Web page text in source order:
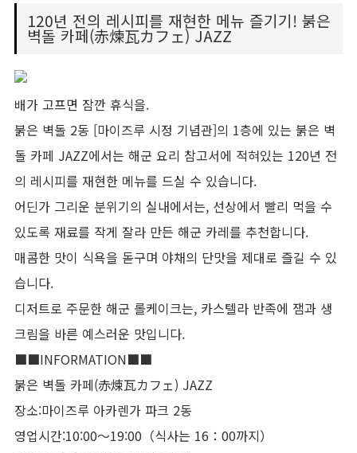
120년 전의 레시피를 재현한 메뉴 즐기기! 붉은
벽돌 카페(赤煉瓦カフェ) JAZZ
배가 고프면 잠깐 휴식을.
붉은 벽돌 2동 [마이즈루 시정 기념관]의 1층에 있는 붉은 벽
돌 카페 JAZZ에서는 해군 요리 참고서에 적혀있는 120년 전
의 레시피를 재현한 메뉴를 드실 수 있습니다.
어딘가 그리운 분위기의 실내에서는, 선상에서 빨리 먹을 수
있도록 재료를 작게 잘라 만든 해군 카레를 추천합니다.
매콤한 맛이 식욕을 돋구며 야채의 단맛을 제대로 즐길 수 있
습니다.
디저트로 주문한 해군 롤케이크는, 카스텔라 반족에 잼과 생
크림을 바른 예스러운 맛입니다.
■■INFORMATION■■
붉은 벽돌 카페(赤煉瓦カフェ) JAZZ
장소:마이즈루 아카렌가 파크 2동
영업시간:10:00～19:00（식사는 16：00까지）